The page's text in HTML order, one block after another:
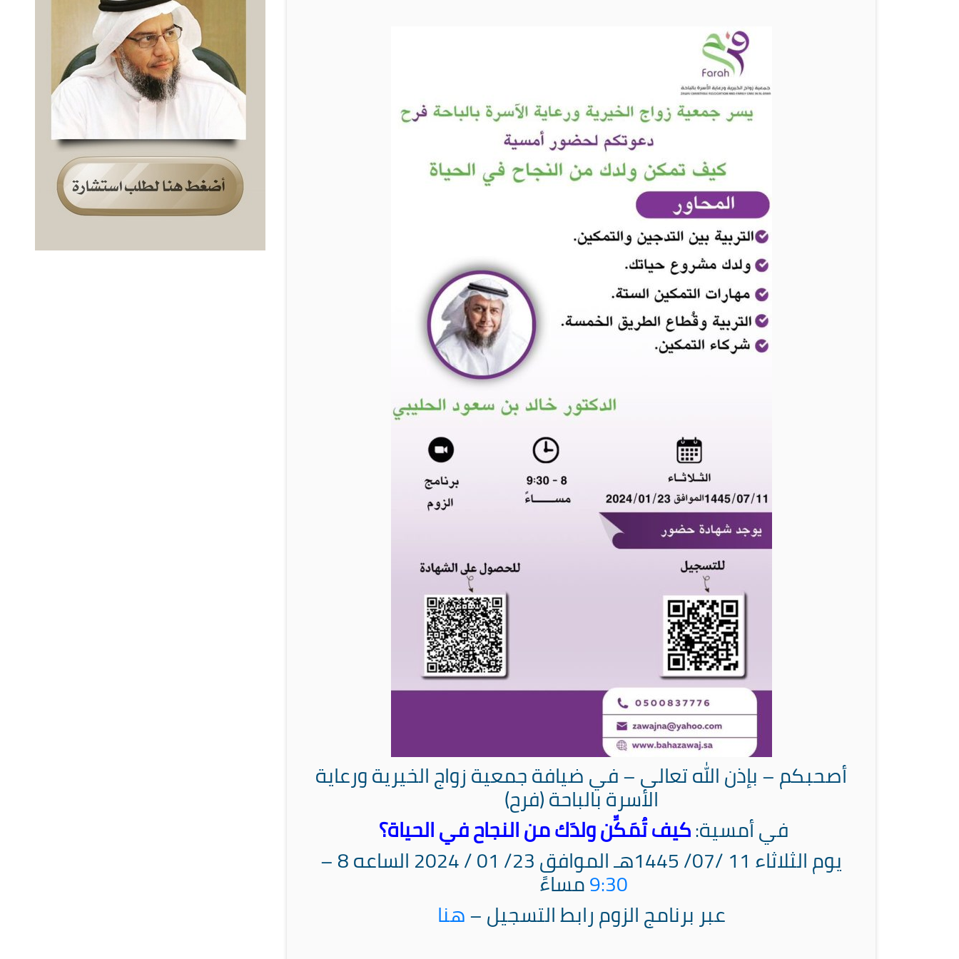
أصحبكم – بإذن الله تعالى – في ضيافةجمعية زواج الخيرية ورعاية
الأسرة بالباحة (فرح)
في أمسية:كيف تُمَكِّن ولدَك من النجاح في الحياة؟
يوم الثلاثاء 11 /07/ 1445هـ الموافق 23/ 01 / 2024
الساعه 8 –
9:30مساءً
عبر برنامج الزوم رابط التسجيل –هنا